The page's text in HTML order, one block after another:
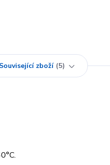
Související zboží 5